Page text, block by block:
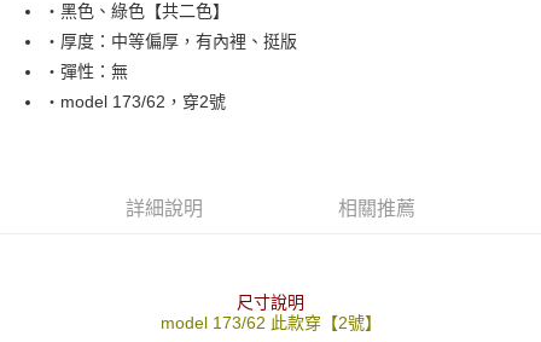
悠遊付
Google Pay
AFTEE先享後付是「在收到商品之後才付款」的支付方式。 讓您購物簡單
【「AFTEE先享後付」結帳流程】
每筆NT$80，滿NT$1,800(含以上)免運費
‧黑色、綠色【共二色】
‧厚度：中等偏厚，有內裡、挺版
‧彈性：無
‧model 173/62，穿2號
詳細說明 相關推薦
尺寸說明
model 173/62 此款穿【2號】